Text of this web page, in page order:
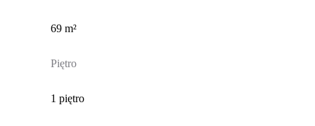
69 m²
Piętro
1 piętro